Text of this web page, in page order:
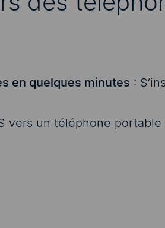
en quelques minutes :
vers un téléphone portable